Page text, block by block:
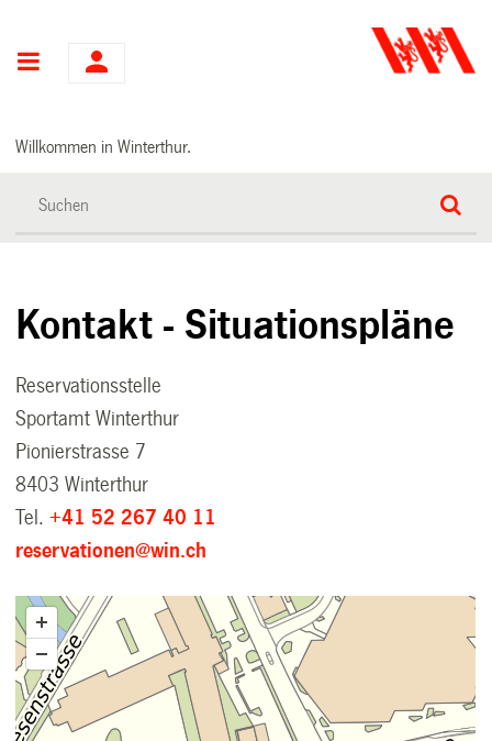
Hauptnavigation
Willkommen in Winterthur.
Kontakt - Situationspläne
Reservationsstelle
Sportamt Winterthur
Pionierstrasse 7
8403 Winterthur
Tel.+41 52 267 40 11
reservationen@win.ch